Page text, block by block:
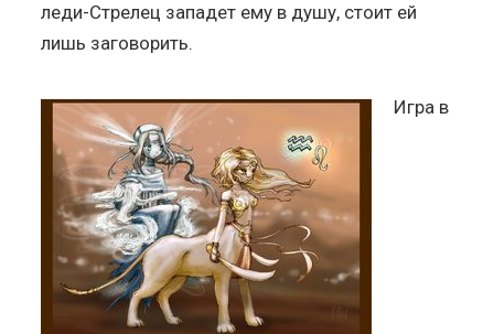
леди-Стрелец западет ему в душу, стоит ей
лишь заговорить.
Игра в